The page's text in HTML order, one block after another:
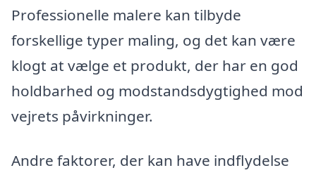
Professionelle malere kan tilbyde
forskellige typer maling, og det kan være
klogt at vælge et produkt, der har en god
holdbarhed og modstandsdygtighed mod
vejrets påvirkninger.
Andre faktorer, der kan have indflydelse